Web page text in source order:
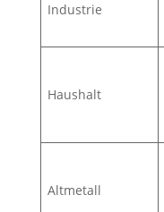
Industrie
Haushalt
Altmetall